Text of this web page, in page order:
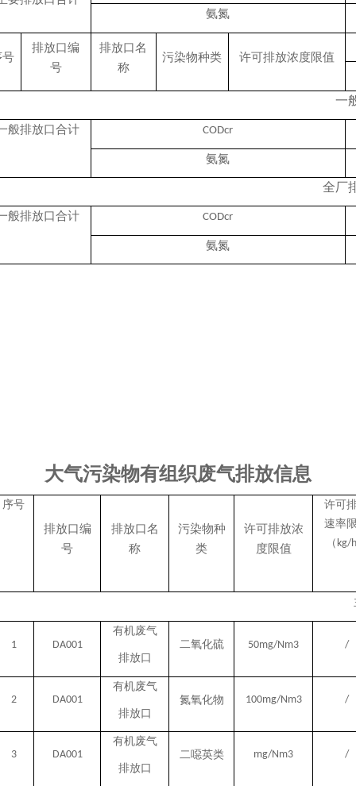
氨氮
号
排放口编
号
排放口名
称
污染物种类 许可排放浓度限值
一
般排放口合计 CODcr
氨氮
全厂
般排放口合计 CODcr
氨氮
大气污染物有组织废气排放信息
序号
排放口编
号
排放口名
称
污染物种
类
许可排放浓
度限值
许可
速率
（ kg/h
1 DA001
有机废气
排放口
二氧化硫 50mg/Nm3 /
2 DA001
有机废气
排放口
氮氧化物 100mg/Nm3 /
3 DA001
有机废气
排放口
二噁英类 mg/Nm3 /